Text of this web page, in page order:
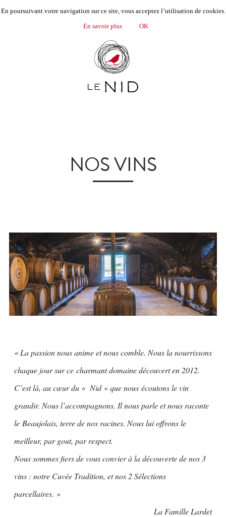
NOS VINS
« La passion nous anime et nous comble. Nous la nourrissons
chaque jour sur ce charmant domaine découvert en 2012.
C’est là, au cœur du « Nid » que nous écoutons le vin
grandir. Nous l’accompagnons. Il nous parle et nous raconte
le Beaujolais, terre de nos racines. Nous lui offrons le
meilleur, par gout, par respect.
Nous sommes fiers de vous convier à la découverte de nos 3
vins : notre Cuvée Tradition, et nos 2 Sélections
parcellaires. »
La Famille Lardet
En poursuivant votre navigation sur ce site, vous acceptez l’utilisation de cookies.
En savoir plus
OK